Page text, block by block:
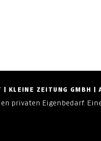
ZEITUNG GMBH |
privaten Eigenbedarf.